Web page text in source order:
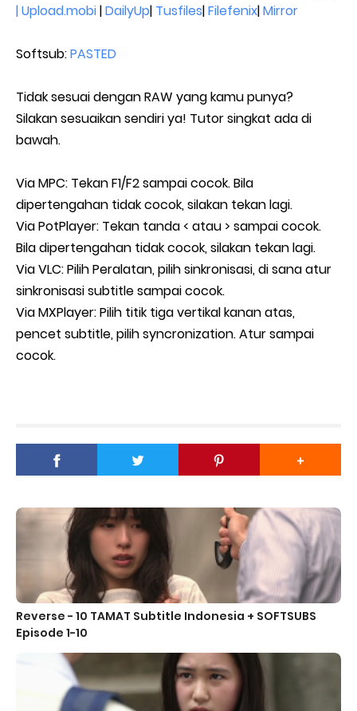
| Upload.mobi|DailyUp| Tusfiles|Filefenix|Mirror
Softsub:PASTED
Tidak sesuai dengan RAW yang kamu punya?
Silakan sesuaikan sendiri ya! Tutor singkat ada di
bawah.
Via MPC: Tekan F1/F2 sampai cocok. Bila
dipertengahan tidak cocok, silakan tekan lagi.
Via PotPlayer: Tekan tanda < atau > sampai cocok.
Bila dipertengahan tidak cocok, silakan tekan lagi.
Via VLC: Pilih Peralatan, pilih sinkronisasi, di sana atur
sinkronisasi subtitle sampai cocok.
Via MXPlayer: Pilih titik tiga vertikal kanan atas,
pencet subtitle, pilih syncronization. Atur sampai
cocok.
Reverse - 10 TAMAT Subtitle Indonesia + SOFTSUBS
Episode 1-10